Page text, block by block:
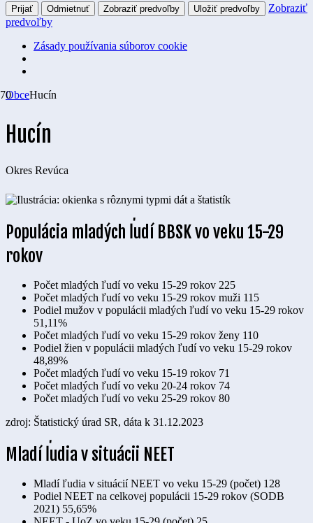
Prijať Odmietnuť Zobraziť predvoľby Uložiť predvoľby
Zobraziť
predvoľby
Zásady používania súborov cookie
ObceHucín
Hucín
Okres Revúca
Populácia mladých ľudí BBSK vo veku 15-29
rokov
Počet mladých ľudí vo veku 15-29 rokov 225
Počet mladých ľudí vo veku 15-29 rokov muži 115
Podiel mužov v populácii mladých ľudí vo veku 15-29 rokov
51,11%
Počet mladých ľudí vo veku 15-29 rokov ženy 110
Podiel žien v populácii mladých ľudí vo veku 15-29 rokov
48,89%
Počet mladých ľudí vo veku 15-19 rokov 71
Počet mladých ľudí vo veku 20-24 rokov 74
Počet mladých ľudí vo veku 25-29 rokov 80
zdroj: Štatistický úrad SR, dáta k 31.12.2023
Mladí ľudia v situácii NEET
Mladí ľudia v situácií NEET vo veku 15-29 (počet) 128
Podiel NEET na celkovej populácii 15-29 rokov (SODB
2021) 55,65%